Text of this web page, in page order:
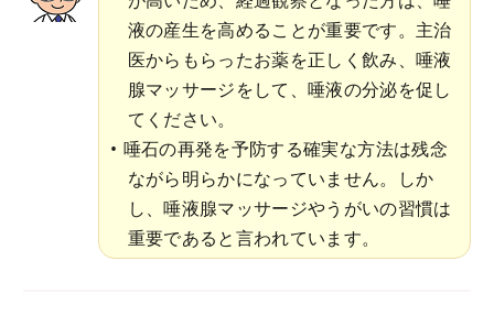
液の産生を高めることが重要です。主治
医からもらったお薬を正しく飲み、唾液
腺マッサージをして、唾液の分泌を促し
てください。
唾石の再発を予防する確実な方法は残念
ながら明らかになっていません。しか
し、唾液腺マッサージやうがいの習慣は
重要であると言われています。